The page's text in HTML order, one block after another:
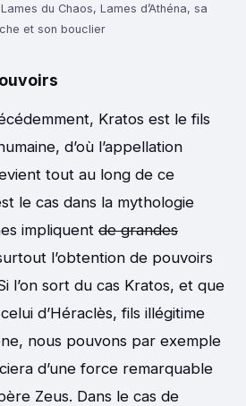
du Chaos, Lames d’Athéna, sa
et son bouclier
Kratos est le fils
d’où l’appellation
tout au long de ce
le cas dans la mythologie
impliquent de grandes
l’obtention de pouvoirs
l’on sort du cas Kratos, et que
d’Héraclès, fils illégitime
nous pouvons par exemple
d’une force remarquable
Zeus. Dans le cas de